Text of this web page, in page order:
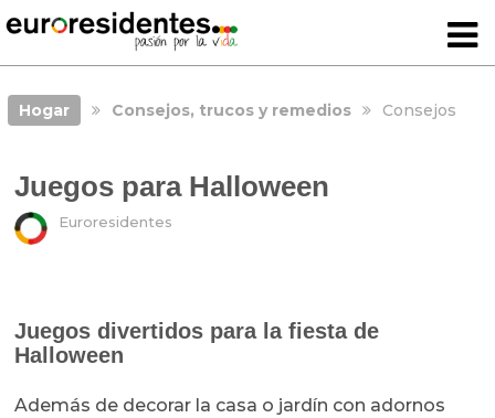
Hogar Consejos, trucos y remedios Consejos
Juegos para Halloween
Euroresidentes
Juegos divertidos para la fiesta de
Halloween
Además de decorar la casa o jardín con adornos